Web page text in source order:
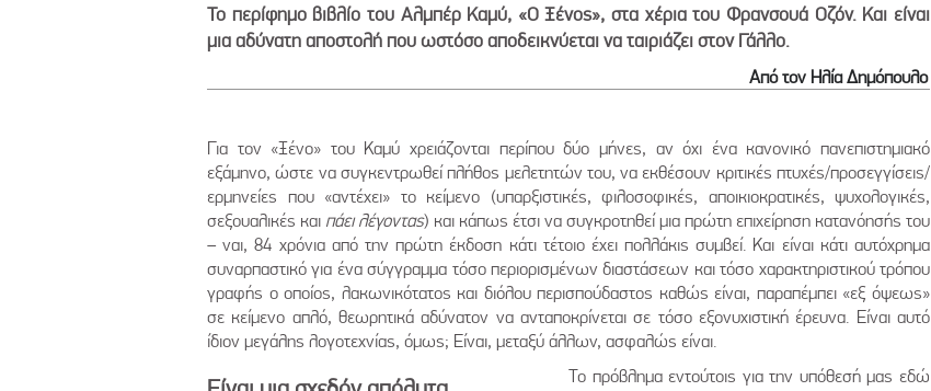
Το περίφημο βιβλίο του Αλμπέρ Καμύ, «Ο Ξένος», στα χέρια του Φρανσουά Οζόν. Και είναι
μια αδύνατη αποστολή που ωστόσο αποδεικνύεται να ταιριάζει στον Γάλλο.
Από τον Ηλία Δημόπουλο
Για τον «Ξένο» του Καμύ χρειάζονται περίπου δύο μήνες, αν όχι ένα κανονικό πανεπιστημιακό
εξάμηνο, ώστε να συγκεντρωθεί πλήθος μελετητών του, να εκθέσουν κριτικές πτυχές/προσεγγίσεις/
ερμηνείες που «αντέχει» το κείμενο (υπαρξιστικές, φιλοσοφικές, αποικιοκρατικές, ψυχολογικές,
σεξουαλικές και πάει λέγοντας) και κάπως έτσι να συγκροτηθεί μια πρώτη επιχείρηση κατανόησής του
– ναι, 84 χρόνια από την πρώτη έκδοση κάτι τέτοιο έχει πολλάκις συμβεί. Και είναι κάτι αυτόχρημα
συναρπαστικό για ένα σύγγραμμα τόσο περιορισμένων διαστάσεων και τόσο χαρακτηριστικού τρόπου
γραφής ο οποίος, λακωνικότατος και διόλου περισπούδαστος καθώς είναι, παραπέμπει «εξ όψεως»
σε κείμενο απλό, θεωρητικά αδύνατον να ανταποκρίνεται σε τόσο εξονυχιστική έρευνα. Είναι αυτό
ίδιον μεγάλης λογοτεχνίας, όμως; Είναι, μεταξύ άλλων, ασφαλώς είναι.
Το πρόβλημα εντούτοις για την υπόθεσή μας εδώ